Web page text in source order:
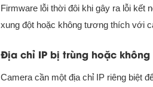
Firmware lỗi thời đôi khi gây ra lỗi kết
xung đột hoặc không tương thích với
Địa chỉ IP bị trùng hoặc không
Camera cần một địa chỉ IP riêng biệt